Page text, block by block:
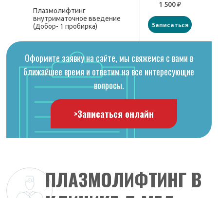
Плазмолифтинг
внутриматочное введение
(Добор- 1 пробирка)
1 500 ₽
Записаться
Оформите заявку на сайте, мы свяжемся с вами в
ближайшее время и ответим на все интересующие
вопросы.
>Записаться онлайн
ПЛАЗМОЛИФТИНГ В